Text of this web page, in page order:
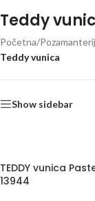
Teddy
Početna/
Teddy vunica
Show sidebar
TEDDY vunica
13944